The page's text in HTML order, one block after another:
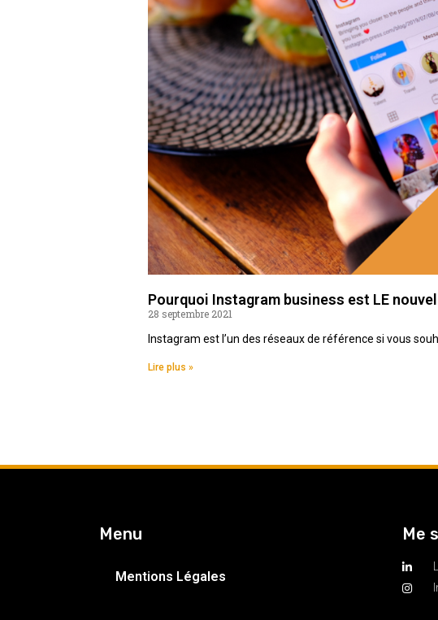
Pourquoi Instagram business est LE
28 septembre 2021
Instagram est l’un des réseaux de référence si vous
Lire plus »
Menu
Mentions Légales
Me